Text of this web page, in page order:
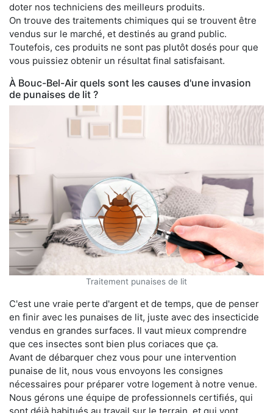
doter nos techniciens des meilleurs produits.
On trouve des traitements chimiques qui se trouvent être
vendus sur le marché, et destinés au grand public.
Toutefois, ces produits ne sont pas plutôt dosés pour que
vous puissiez obtenir un résultat final satisfaisant.
À Bouc-Bel-Air quels sont les causes d'une invasion
de punaises de lit ?
Traitement punaises de lit
C'est une vraie perte d'argent et de temps, que de penser
en finir avec les punaises de lit, juste avec des insecticide
vendus en grandes surfaces. Il vaut mieux comprendre
que ces insectes sont bien plus coriaces que ça.
Avant de débarquer chez vous pour une intervention
punaise de lit, nous vous envoyons les consignes
nécessaires pour préparer votre logement à notre venue.
Nous gérons une équipe de professionnels certifiés, qui
sont déjà habitués au travail sur le terrain, et qui vont